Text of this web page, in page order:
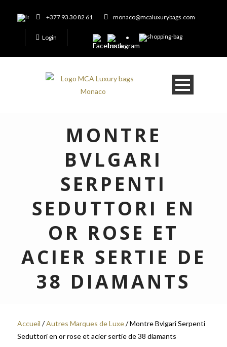
+377 93 30 82 61 monaco@mcaluxurybags.com
Login
MONTRE
BVLGARI
SERPENTI
SEDUTTORI EN
OR ROSE ET
ACIER SERTIE DE
38 DIAMANTS
Accueil /Autres Marques de Luxe/ Montre Bvlgari Serpenti
Seduttori en or rose et acier sertie de 38 diamants